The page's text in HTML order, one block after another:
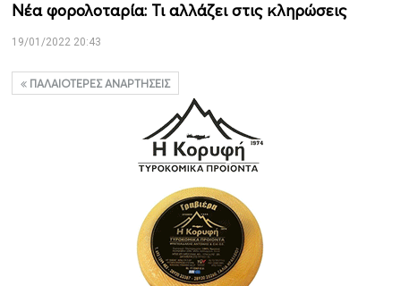
Νέα φορολοταρία: Τι αλλάζει στις κληρώσεις
19/01/2022 20:43
ΠΑΛΑΙΌΤΕΡΕΣ ΑΝΑΡΤΉΣΕΙΣ